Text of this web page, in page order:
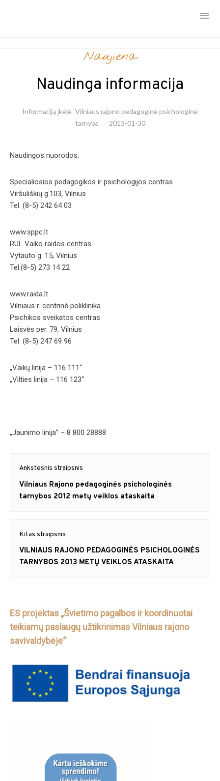
Naujiena
Naudinga informacija
Informaciją įkėlė Vilniaus rajono pedagoginė psichologinė
tarnyba
2013-01-30
Naudingos nuorodos:
Specialiosios pedagogikos ir psichologijos centras
Viršuliškių g.103, Vilnius
Tel. (8-5) 242 64 03
www.sppc.lt
RUL Vaiko raidos centras
Vytauto g. 15, Vilnius
Tel.(8-5) 273 14 22
www.raida.lt
Vilniaus r. centrinė poliklinika
Psichikos sveikatos centras
Laisvės per. 79, Vilnius
Tel. (8-5) 247 69 96
„Vaikų linija – 116 111“
„Vilties linija – 116 123“
„Jaunimo linija” – 8 800 28888
Navigacija
tarp
įrašų
Ankstesnis straipsnis
Previous
post:
Vilniaus Rajono pedagoginės psichologinės
tarnybos 2012 metų veiklos ataskaita
Kitas straipsnis
Next
post:
VILNIAUS RAJONO PEDAGOGINĖS PSICHOLOGINĖS
TARNYBOS 2013 METŲ VEIKLOS ATASKAITA
ES projektas „Švietimo pagalbos ir koordinuotai
teikiamų paslaugų užtikrinimas Vilniaus rajono
savivaldybėje“